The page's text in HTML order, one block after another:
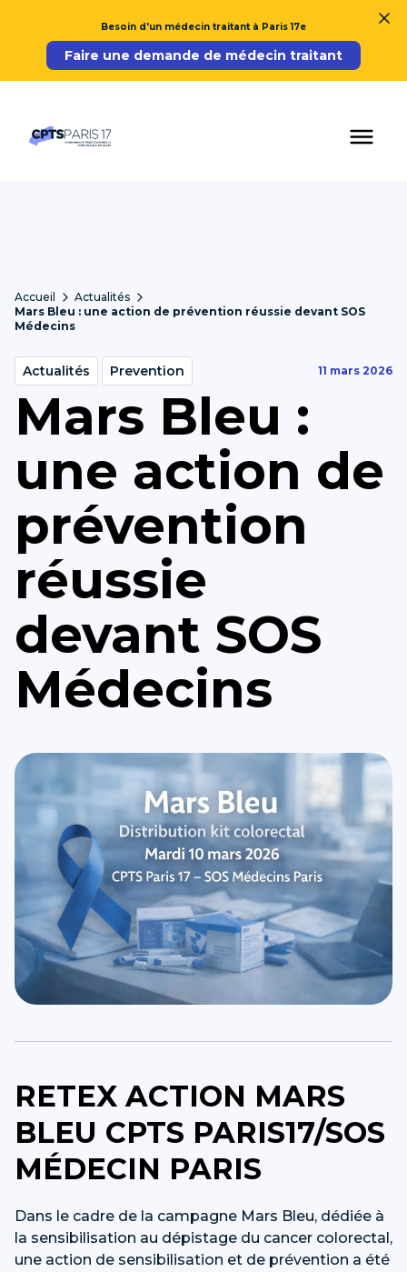
Besoin d'un médecin traitant à Paris 17e
Faire une demande de médecin traitant
Accueil
Actualités
Mars Bleu : une action de prévention réussie devant SOS
Médecins
Actualités Prevention 11 mars 2026
Mars Bleu :
une action de
prévention
réussie
devant SOS
Médecins
RETEX ACTION MARS
BLEU CPTS PARIS17/SOS
MÉDECIN PARIS
Dans le cadre de la campagne Mars Bleu, dédiée à
la sensibilisation au dépistage du cancer colorectal,
une action de sensibilisation et de prévention a été